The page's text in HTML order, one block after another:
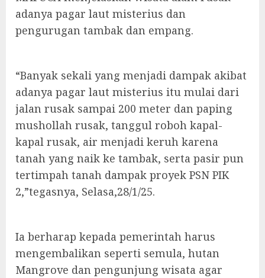
adanya pagar laut misterius dan
pengurugan tambak dan empang.
“Banyak sekali yang menjadi dampak akibat
adanya pagar laut misterius itu mulai dari
jalan rusak sampai 200 meter dan paping
mushollah rusak, tanggul roboh kapal-
kapal rusak, air menjadi keruh karena
tanah yang naik ke tambak, serta pasir pun
tertimpah tanah dampak proyek PSN PIK
2,”tegasnya, Selasa,28/1/25.
Ia berharap kepada pemerintah harus
mengembalikan seperti semula, hutan
Mangrove dan pengunjung wisata agar